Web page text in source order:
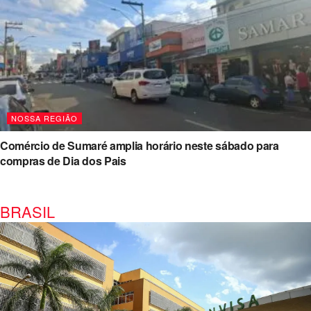
NOSSA REGIÃO
Comércio de Sumaré amplia horário neste sábado para
compras de Dia dos Pais
BRASIL